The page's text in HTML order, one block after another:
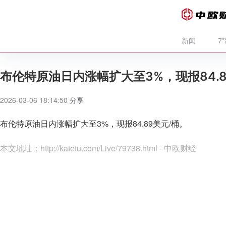
新闻
布伦特原油日内涨幅扩大至3%，现报
2026-03-06 18:14:50 分享
布伦特原油日内涨幅扩大至3%，现报84.89美元/桶。
本文地址： http://katetu.com/Live/79738.html - 中欧财经